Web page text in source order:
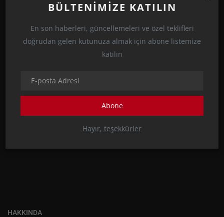
BÜLTENIMIZE KATILIN
En son haberleri, güncellemeleri ve özel teklifleri
doğrudan gelen kutunuza almak için abone listemize
katılın
Abone
Hayır, teşekkürler
TÜRKİYE
BURALARI GÖRMEDİYSENİZ İZMİR’E GİTTİM
DEMEYİN! İŞTE İZMİR’DE GEZİLECEK...
HAKKINDA